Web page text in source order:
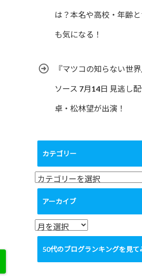
は？本名や高校・年齢
も気になる！
『マツコの知らない世
ソース 7月14日 見逃し
卓・松林望が出演！
カテゴリー
カ
テ
リ
ー
アーカイブ
ア
ー
イ
50代のブログランキングを見て